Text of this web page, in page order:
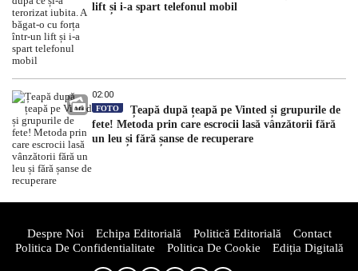
lift și i-a spart telefonul mobil
02:00
FOTO
Țeapă după țeapă pe Vinted și grupurile de
fete! Metoda prin care escrocii lasă vânzătorii fără
un leu și fără șanse de recuperare
Despre Noi Echipa Editorială Politică Editorială
Contact
Politica De Confidentialitate
Politica De Cookie Ediția Digitală